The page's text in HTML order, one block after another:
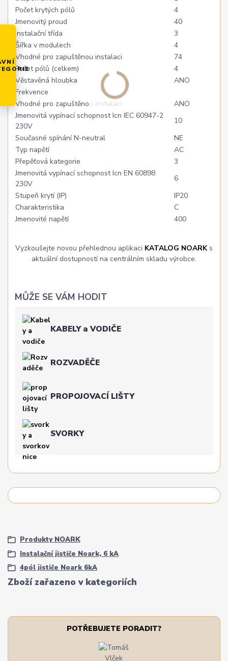
Počet krytých pólů
4
Jmenovitý proud
40
Instalační třída
3
Šířka v modulech
4
Vhodné pro zapuštěnou instalaci
74
Počet pólů (celkem)
4
Věstavěná hloubka
ANO
Frekvence
Vhodné pro zapuštěnou instalaci
ANO
Jmenovitá vypínací schopnost Icn IEC 60947-2
230V
10
Současné spínání N-neutral
NE
Typ napětí
AC
Přepěťová kategorie
3
Jmenovitá vypínací schopnost Icn EN 60898
230V
6
Stupeň krytí (IP)
IP20
Charakteristika
C
Jmenovité napětí
400
Vyzkoušejte novou přehlednou aplikaci KATALOG NOARKs
aktuální dostupností na centrálním skladu výrobce.
MŮŽE SE VÁM HODIT
KABELY a VODIČE
ROZVADĚČE
PROPOJOVACÍ LIŠTY
SVORKY
Zboží zařazeno v kategoriích
Produkty NOARK
Instalační jističe Noark, 6 kA
4pól jističe Noark 6kA
POTŘEBUJETE PORADIT?